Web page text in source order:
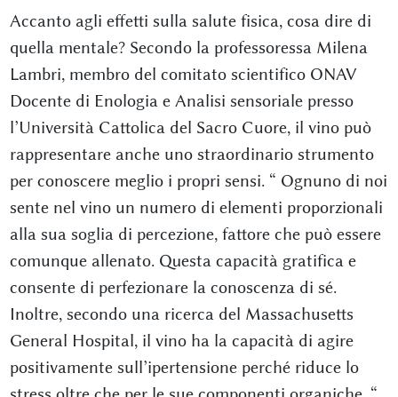
Accanto agli effetti sulla salute fisica, cosa dire di
quella mentale? Secondo la professoressa Milena
Lambri, membro del comitato scientifico ONAV
Docente di Enologia e Analisi sensoriale presso
l’Università Cattolica del Sacro Cuore, il vino può
rappresentare anche uno straordinario strumento
per conoscere meglio i propri sensi. “ Ognuno di noi
sente nel vino un numero di elementi proporzionali
alla sua soglia di percezione, fattore che può essere
comunque allenato. Questa capacità gratifica e
consente di perfezionare la conoscenza di sé.
Inoltre, secondo una ricerca del Massachusetts
General Hospital, il vino ha la capacità di agire
positivamente sull’ipertensione perché riduce lo